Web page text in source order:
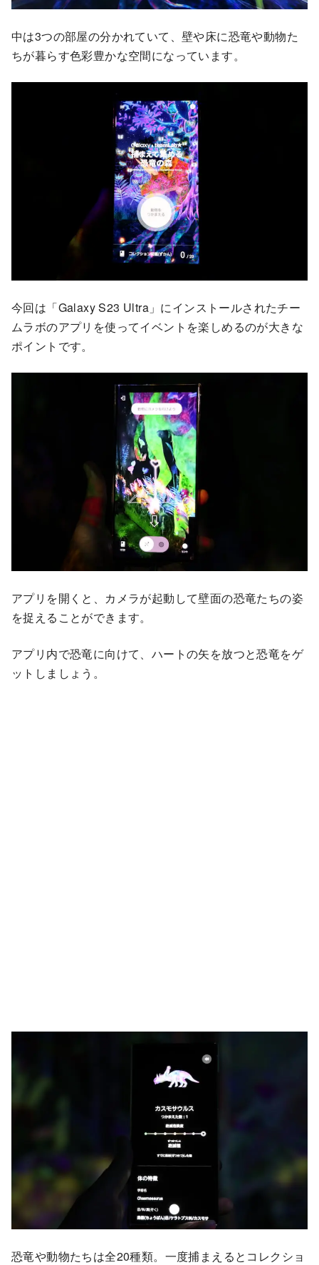
中は3つの部屋の分かれていて、壁や床に恐竜や動物た
ちが暮らす色彩豊かな空間になっています。
今回は「Galaxy S23 Ultra」にインストールされたチー
ムラボのアプリを使ってイベントを楽しめるのが大きな
ポイントです。
アプリを開くと、カメラが起動して壁面の恐竜たちの姿
を捉えることができます。
アプリ内で恐竜に向けて、ハートの矢を放つと恐竜をゲ
ットしましょう。
恐竜や動物たちは全20種類。一度捕まえるとコレクショ